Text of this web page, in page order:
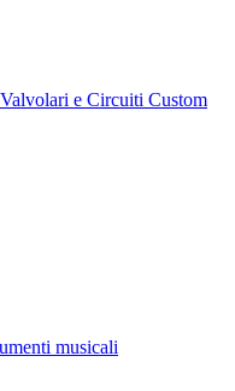
e Circuiti Custom
musicali